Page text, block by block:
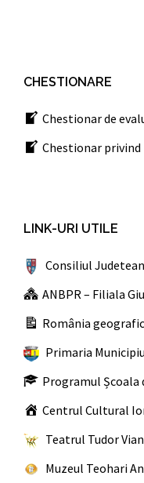
CHESTIONARE
Chestionar de
Chestionar
LINK-URI UTILE
Consiliul
ANBPR – Filiala
România
Primaria
Programul Școala
Centrul Cultural
Teatrul Tudor
Muzeul Teohari